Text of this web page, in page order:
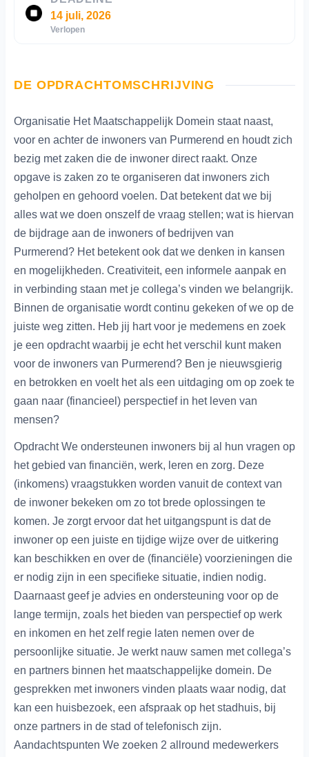
14 juli, 2026
Verlopen
DE OPDRACHTOMSCHRIJVING
Organisatie Het Maatschappelijk Domein staat naast,
voor en achter de inwoners van Purmerend en houdt zich
bezig met zaken die de inwoner direct raakt. Onze
opgave is zaken zo te organiseren dat inwoners zich
geholpen en gehoord voelen. Dat betekent dat we bij
alles wat we doen onszelf de vraag stellen; wat is hiervan
de bijdrage aan de inwoners of bedrijven van
Purmerend? Het betekent ook dat we denken in kansen
en mogelijkheden. Creativiteit, een informele aanpak en
in verbinding staan met je collega’s vinden we belangrijk.
Binnen de organisatie wordt continu gekeken of we op de
juiste weg zitten. Heb jij hart voor je medemens en zoek
je een opdracht waarbij je echt het verschil kunt maken
voor de inwoners van Purmerend? Ben je nieuwsgierig
en betrokken en voelt het als een uitdaging om op zoek te
gaan naar (financieel) perspectief in het leven van
mensen?
Opdracht We ondersteunen inwoners bij al hun vragen op
het gebied van financiën, werk, leren en zorg. Deze
(inkomens) vraagstukken worden vanuit de context van
de inwoner bekeken om zo tot brede oplossingen te
komen. Je zorgt ervoor dat het uitgangspunt is dat de
inwoner op een juiste en tijdige wijze over de uitkering
kan beschikken en over de (financiële) voorzieningen die
er nodig zijn in een specifieke situatie, indien nodig.
Daarnaast geef je advies en ondersteuning voor op de
lange termijn, zoals het bieden van perspectief op werk
en inkomen en het zelf regie laten nemen over de
persoonlijke situatie. Je werkt nauw samen met collega’s
en partners binnen het maatschappelijke domein. De
gesprekken met inwoners vinden plaats waar nodig, dat
kan een huisbezoek, een afspraak op het stadhuis, bij
onze partners in de stad of telefonisch zijn.
Aandachtspunten We zoeken 2 allround medewerkers